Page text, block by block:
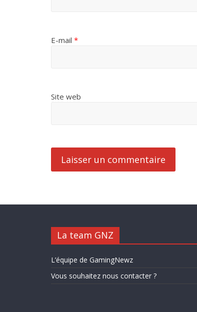
E-mail *
Site web
La team GNZ
L’équipe de GamingNewz
Vous souhaitez nous contacter ?